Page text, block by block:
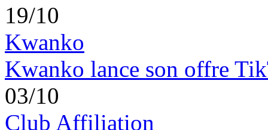
19/10
Kwanko
Kwanko lance son offre
03/10
Club Affiliation